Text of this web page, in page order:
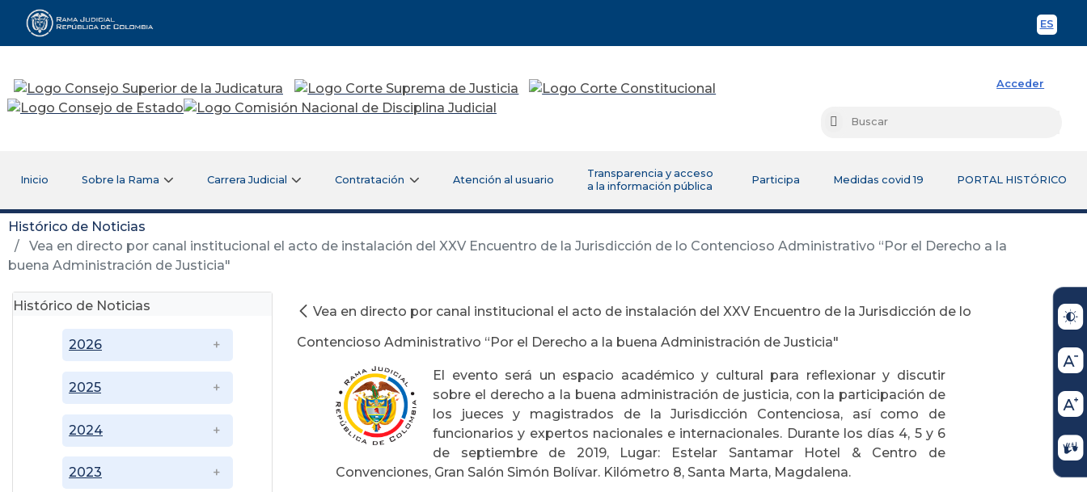
ES
Rama Judicial
Acceder
Buscar
Inicio Sobre la Rama Carrera Judicial Contratación Atención al usuario
Transparencia y acceso
a la información pública
Participa Medidas covid 19 PORTAL HISTÓRICO
Histórico de Noticias
Vea en directo por canal institucional el acto de instalación del XXV Encuentro de la Jurisdicción de lo Contencioso Administrativo “Por el Derecho a la
buena Administración de Justicia"
Histórico de Noticias
2023
2024
2025
2026
Vea en directo por canal institucional el acto de instalación del XXV Encuentro de la Jurisdicción de lo
Contencioso Administrativo “Por el Derecho a la buena Administración de Justicia"
El evento será un espacio académico y cultural para reflexionar y discutir
sobre el derecho a la buena administración de justicia, con la participación de
los jueces y magistrados de la Jurisdicción Contenciosa, así como de
funcionarios y expertos nacionales e internacionales. Durante los días 4, 5 y 6
de septiembre de 2019, Lugar: Estelar Santamar Hotel & Centro de
Convenciones, Gran Salón Simón Bolívar. Kilómetro 8, Santa Marta, Magdalena.